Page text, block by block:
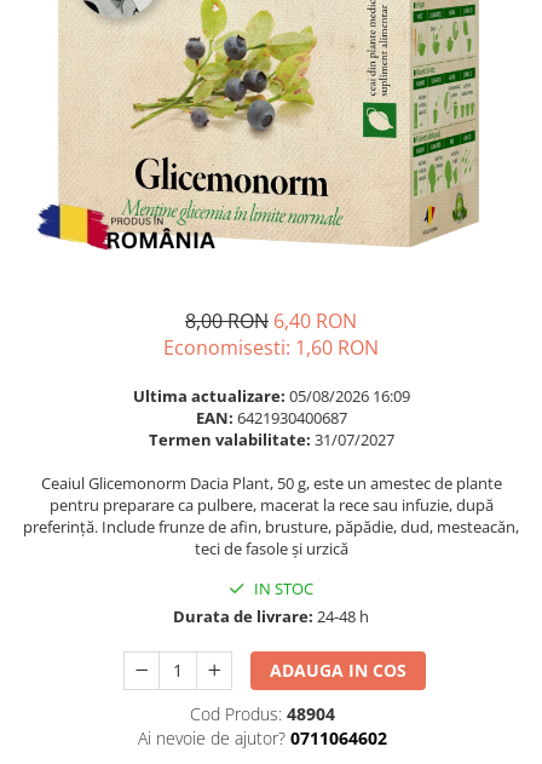
Omega 3
Par si unghii
Probiotice si prebiotice
Prostata
Sanatate urinara
Sistemul respirator
Supliment Magneziu
Supliment Vitamina B
Supliment Vitamina C
Tincturi si Gemoderivate
Vitamine si minerale
Ingrijire par
Balsam masca si tratament
Produse cu SPF Pentru Fata
Repelenti insecte
8,00 RON 6,40 RON
Economisesti: 1,60 RON
Ultima actualizare: 05/08/2026 16:09
EAN: 6421930400687
Termen valabilitate: 31/07/2027
Ceaiul Glicemonorm Dacia Plant, 50 g, este un amestec de plante
pentru preparare ca pulbere, macerat la rece sau infuzie, după
preferință. Include frunze de afin, brusture, păpădie, dud, mesteacăn,
teci de fasole și urzică
IN STOC
Durata de livrare: 24-48 h
ADAUGA IN COS
Cod Produs: 48904
Ai nevoie de ajutor? 0711064602